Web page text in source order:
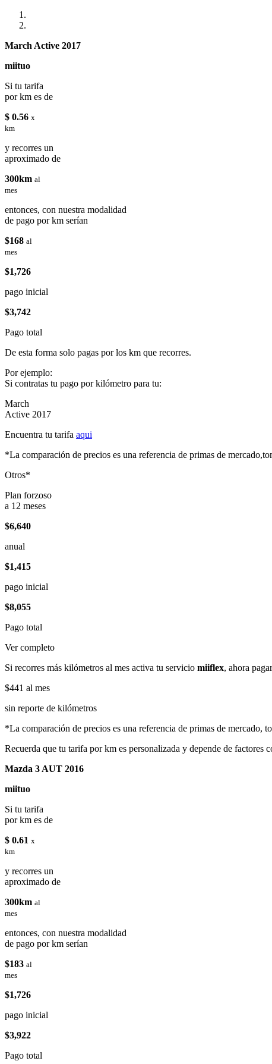
March Active 2017
miituo
Si tu tarifa
por km es de
$ 0.56 x
km
y recorres un
aproximado de
300km al
mes
entonces, con nuestra modalidad
de pago por km serían
$168 al
mes
$1,726
pago inicial
$3,742
Pago total
De esta forma solo pagas por los km que recorres.
Por ejemplo:
Si contratas tu pago por kilómetro para tu:
March
Active 2017
Encuentra tu tarifa aqui
*La comparación de precios es una referencia de primas de
Otros*
Plan forzoso
a 12 meses
$6,640
anual
$1,415
pago inicial
$8,055
Pago total
Ver completo
Si recorres más kilómetros al mes activa tu servicio miiflex, ahora
$441 al mes
sin reporte de kilómetros
*La comparación de precios es una referencia de primas de mercado,
Recuerda que tu tarifa por km es personalizada y depende de
Mazda 3 AUT 2016
miituo
Si tu tarifa
por km es de
$ 0.61 x
km
y recorres un
aproximado de
300km al
mes
entonces, con nuestra modalidad
de pago por km serían
$183 al
mes
$1,726
pago inicial
$3,922
Pago total